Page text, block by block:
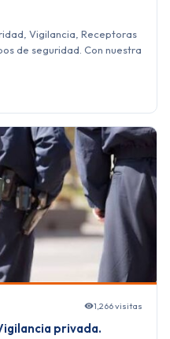
Vigilancia, Receptoras
de seguridad. Con nuestra
1,266 visitas
privada.